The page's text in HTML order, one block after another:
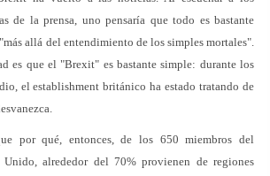
de la prensa, uno pensaría que todo es bastante
allá del entendimiento de los simples mortales".
es que el "Brexit" es bastante simple: durante los
el establishment británico ha estado tratando de
por qué, entonces, de los 650 miembros del
alrededor del 70% provienen de regiones